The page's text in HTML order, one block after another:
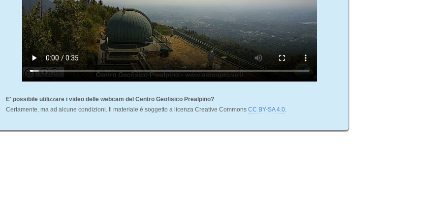
E' possibile utilizzare i video delle webcam del Centro Geofisico Prealpino?
Certamente, ma ad alcune condizioni. Il materiale è soggetto a licenza Creative Commons CC BY-SA 4.0.